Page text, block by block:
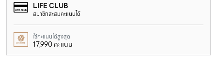
LIFE CLUB
สมาชิกสะสมคะแนนได้
ใช้คะแนนได้สูงสุด
17,990 คะแนน